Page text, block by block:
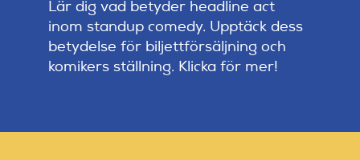
Lineup
Tidigare lineup
Lär dig vad betyder headline act
inom standup comedy. Upptäck dess
betydelse för biljettförsäljning och
komikers ställning. Klicka för mer!